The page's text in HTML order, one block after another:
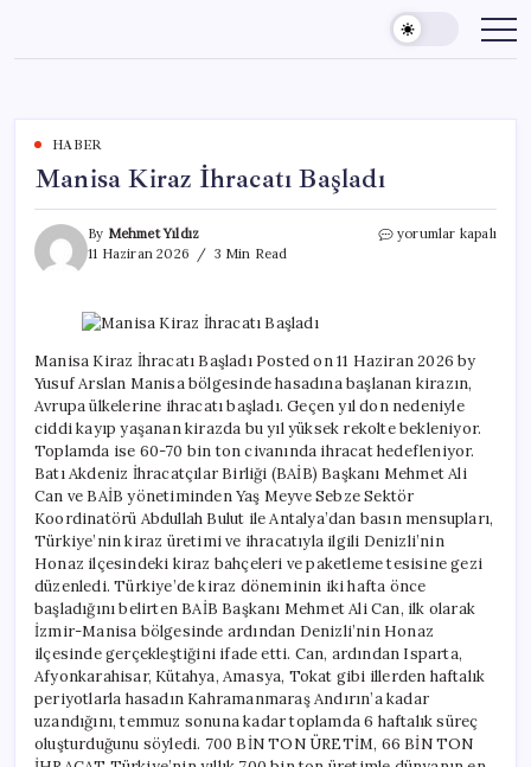
content
HABER
Manisa Kiraz İhracatı Başladı
By Mehmet Yıldız
11 Haziran 2026
3 Min Read
Manisa
yorumlar kapalı
Manisa Kiraz İhracatı Başladı Posted on 11 Haziran 2026 by
Yusuf Arslan Manisa bölgesinde hasadına başlanan kirazın,
Avrupa ülkelerine ihracatı başladı. Geçen yıl don nedeniyle
ciddi kayıp yaşanan kirazda bu yıl yüksek rekolte bekleniyor.
Toplamda ise 60-70 bin ton civanında ihracat hedefleniyor.
Batı Akdeniz İhracatçılar Birliği (BAİB) Başkanı Mehmet Ali
Can ve BAİB yönetiminden Yaş Meyve Sebze Sektör
Koordinatörü Abdullah Bulut ile Antalya’dan basın mensupları,
Türkiye’nin kiraz üretimi ve ihracatıyla ilgili Denizli’nin
Honaz ilçesindeki kiraz bahçeleri ve paketleme tesisine gezi
düzenledi. Türkiye’de kiraz döneminin iki hafta önce
başladığını belirten BAİB Başkanı Mehmet Ali Can, ilk olarak
İzmir-Manisa bölgesinde ardından Denizli’nin Honaz
ilçesinde gerçekleştiğini ifade etti. Can, ardından Isparta,
Afyonkarahisar, Kütahya, Amasya, Tokat gibi illerden haftalık
periyotlarla hasadın Kahramanmaraş Andırın’a kadar
uzandığını, temmuz sonuna kadar toplamda 6 haftalık süreç
oluşturduğunu söyledi. 700 BİN TON ÜRETİM, 66 BİN TON